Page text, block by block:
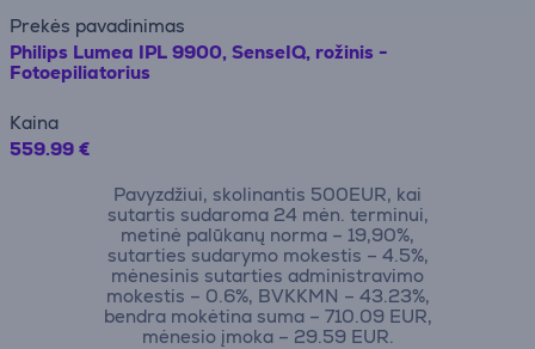
Prekės pavadinimas
Philips Lumea IPL 9900, SenseIQ, rožinis -
Fotoepiliatorius
Kaina
559.99 €
Pavyzdžiui, skolinantis 500EUR, kai
sutartis sudaroma 24 mėn. terminui,
metinė palūkanų norma – 19,90%,
sutarties sudarymo mokestis – 4.5%,
mėnesinis sutarties administravimo
mokestis – 0.6%, BVKKMN – 43.23%,
bendra mokėtina suma – 710.09 EUR,
mėnesio įmoka – 29.59 EUR.